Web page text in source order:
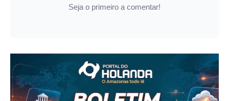
Seja o primeiro a comentar!